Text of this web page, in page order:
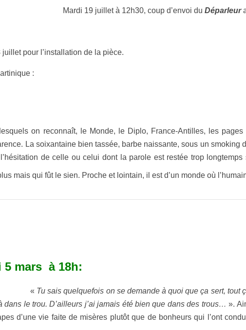
Mardi 19 juillet à 12h30, coup d’envoi du Déparleur
pour l’installation de la pièce.
:
on reconnaît, le Monde, le Diplo, France-Antilles, les
La soixantaine bien tassée, barbe naissante, sous un smoking
de celle ou celui dont la parole est restée trop
mais qui fût le sien. Proche et lointain, il est d’un monde où
5 mars à 18h:
« Tu sais quelquefois on se demande à quoi que ça sert, tout
le trou. D’ailleurs j’ai jamais été bien que dans des trous… ».
d’une vie faite de misères plutôt que de bonheurs qui l’ont